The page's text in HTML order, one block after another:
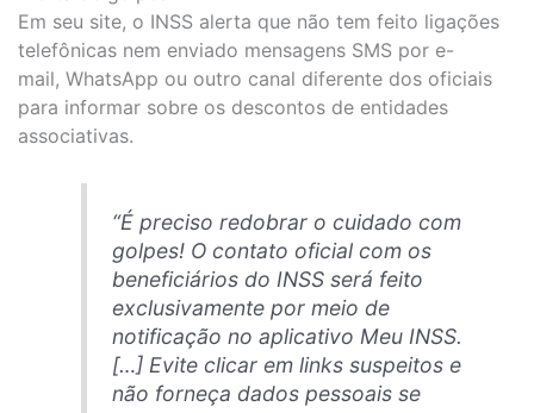
Em seu site, o INSS alerta que não tem feito ligações
telefônicas nem enviado mensagens SMS por e-
mail, WhatsApp ou outro canal diferente dos oficiais
para informar sobre os descontos de entidades
associativas.
“É preciso redobrar o cuidado com
golpes! O contato oficial com os
beneficiários do INSS será feito
exclusivamente por meio de
notificação no aplicativo Meu INSS.
[…] Evite clicar em linkssuspeitos e
não forneça dados pessoais se